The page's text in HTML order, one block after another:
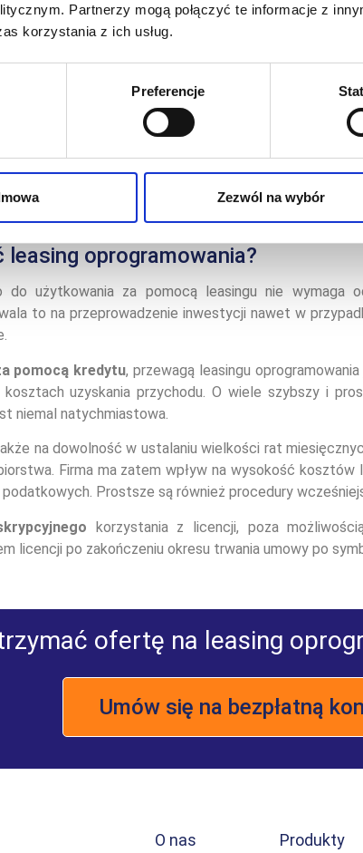
Partnerzy mogą połączyć te informacje z
korzystania z ich usług.
Preferencje
Zezwól na wybór
natychmiastowy dostęp do najnowszych technologii przy
brak konieczności mrożenia środków
możliwość elastycznego kształtowania
oprogramowania?
do użytkowania za pomocą leasingu nie wymaga
to na przeprowadzenie inwestycji nawet w
pomocą kredytu, przewagą leasingu
uzyskania przychodu. O wiele szybszy i
niemal natychmiastowa.
na dowolność w ustalaniu wielkości rat
Firma ma zatem wpływ na wysokość kosztów
Prostsze są również procedury
korzystania z licencji, poza
licencji po zakończeniu okresu trwania umowy po
ofertę na leasing
Umów się na bezpłatną
O nas Produkty